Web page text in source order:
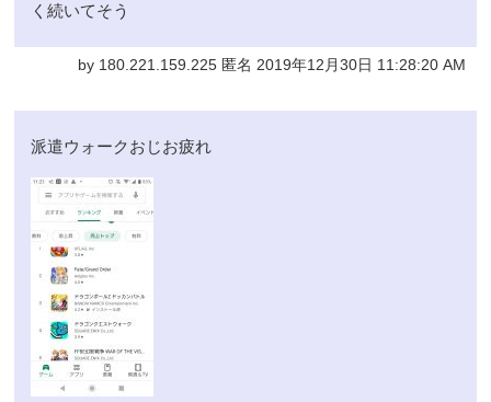
く続いてそう
by 180.221.159.225 匿名 2019年12月30日 11:28:20 AM
派遣ウォークおじお疲れ